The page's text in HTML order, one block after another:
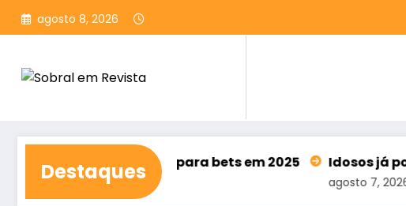
Pular
para
conteúdo
agosto 8, 2026
Destaques
62,5 bilhões para bets em 2025 Idosos já podem
agosto 7, 2026